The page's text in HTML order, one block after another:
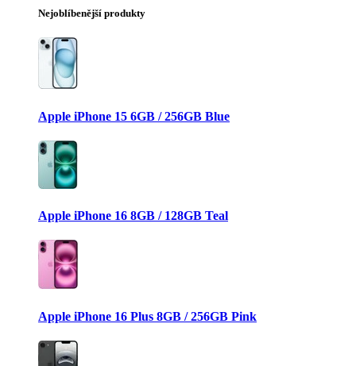
Nejoblíbenější produkty
Apple iPhone 15 6GB / 256GB Blue
Apple iPhone 16 8GB / 128GB Teal
Apple iPhone 16 Plus 8GB / 256GB Pink